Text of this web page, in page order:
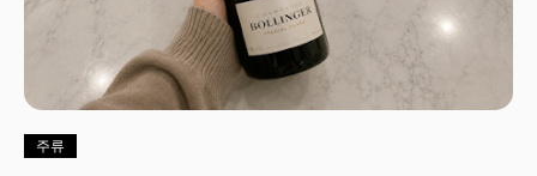
주류